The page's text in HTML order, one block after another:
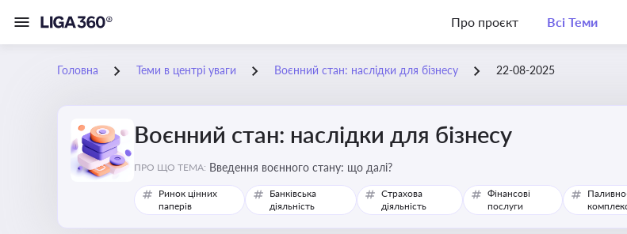
Про проєкт Всі Теми
Головна Теми в центрі уваги Воєнний стан: наслідки для бізнесу 22-08-2025
Воєнний стан: наслідки для бізнесу
ПРО ЩО ТЕМА: Введення воєнного стану: що далі?
Ринок цінних
паперів
Банківська
діяльність
Страхова
діяльність
Фінансові
послуги